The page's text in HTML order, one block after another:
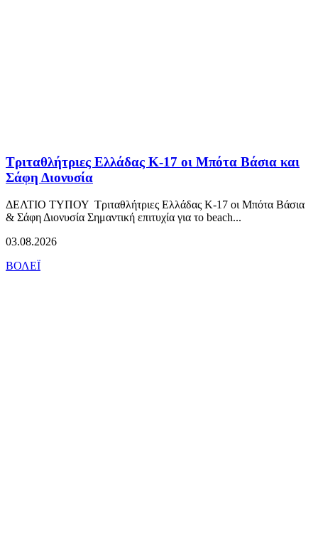
Τριταθλήτριες Ελλάδας Κ-17 οι Μπότα Βάσια και
Σάφη Διονυσία
ΔΕΛΤΙΟ ΤΥΠΟΥ Τριταθλήτριες Ελλάδας Κ-17 οι Μπότα Βάσια
& Σάφη Διονυσία Σημαντική επιτυχία για το beach...
03.08.2026
ΒΟΛΕΪ